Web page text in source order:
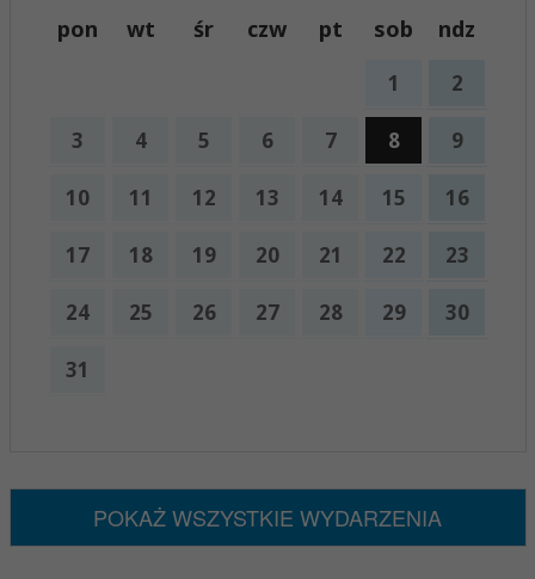
pon
wt śr czw pt sob ndz
1 2
3 4 5 6 7 8 9
10 11 12 13 14 15 16
17 18 19 20 21 22 23
24 25 26 27 28 29 30
31
POKAŻ WSZYSTKIE WYDARZENIA